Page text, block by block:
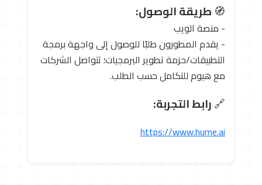
🧭 طريقة الوصول:
- منصة الويب
- يقدم المطورون طلبًا للوصول إلى واجهة برمجة
التطبيقات/حزمة تطوير البرمجيات؛ تتواصل الشركات
مع هيوم للتكامل حسب الطلب.
🔗رابط التجربة:
https://www.hume.ai